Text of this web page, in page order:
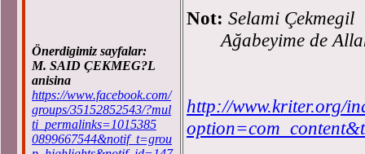
Önerdigimiz sayfalar:
M. SAID ÇEKMEG?L
anisina
https://www.facebook.com/
groups/35152852543/?mul
ti_permalinks=1015385
0899667544&notif_t=grou
Not: Selami Çekmegil
Ağabeyime de
http://www.kriter.org/